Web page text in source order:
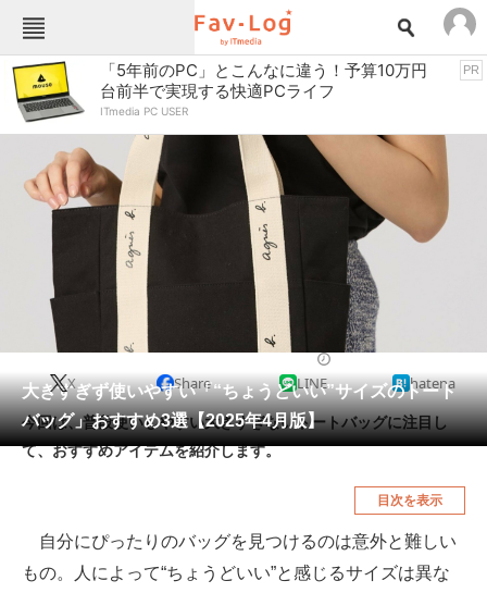
Fav-Logカテゴリー一覧
TOP アウトドア用品
インテリア・収納 おもちゃ・ホビー
カメラ キッチン家電
キッチン用品 ゲーム
コンテンツ・サービス スイーツ・お菓子
スポーツ・レジャー スマホ・携帯電話
パソコン・タブレット ファッション
ペット 家電
工具・DIY 本・DVD・CD
「5年前のPC」とこんなに違う！予算10万円
台前半で実現する快適PCライフ
ITmedia PC USER
PR
大きすぎず使いやすい「“ちょうどいい”サイズのトート
バッグ」おすすめ3選【2025年4月版】
X Share LINE hatena
今回は、普段使いしやすい大きすぎないトートバッグに注目し
て、おすすめアイテムを紹介します。
目次を表示
自分にぴったりのバッグを見つけるのは意外と難しい
もの。人によって“ちょうどいい”と感じるサイズは異な